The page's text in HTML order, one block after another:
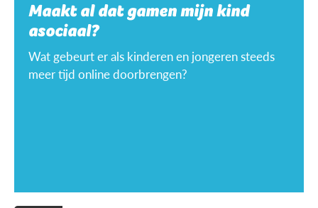
Maakt al dat gamen mijn kind
asociaal?
Wat gebeurt er als kinderen en jongeren steeds
meer tijd online doorbrengen?